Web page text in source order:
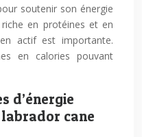
soutenir son énergie
en protéines et en
actif est importante.
en calories pouvant
d’énergie
cane